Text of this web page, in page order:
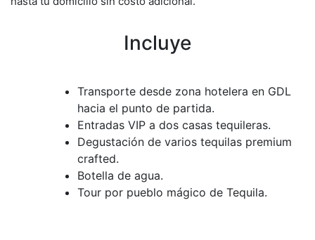
Incluye
Transporte desde zona hotelera en GDL
hacia el punto de partida.
Entradas VIP a dos casas tequileras.
Degustación de varios tequilas premium
crafted.
Botella de agua.
Tour por pueblo mágico de Tequila.